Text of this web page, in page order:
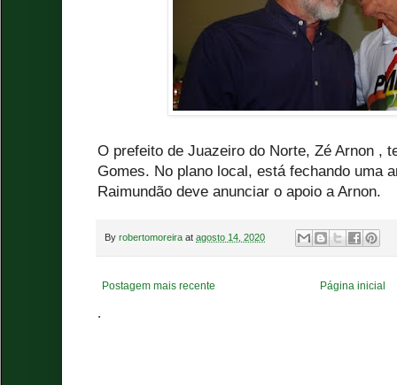
O prefeito de Juazeiro do Norte, Zé Arnon ,
Gomes. No plano local, está fechando uma
Raimundão deve anunciar o apoio a Arnon.
By robertomoreira at agosto 14, 2020
Postagem mais recente Página inicial
.